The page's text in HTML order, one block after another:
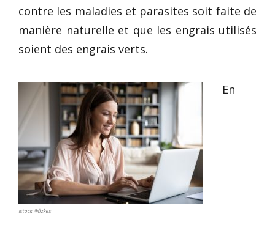
contre les maladies et parasites soit faite de
manière naturelle et que les engrais utilisés
soient des engrais verts.
Istock @fizkes
En